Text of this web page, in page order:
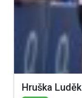
Hruška Luděk